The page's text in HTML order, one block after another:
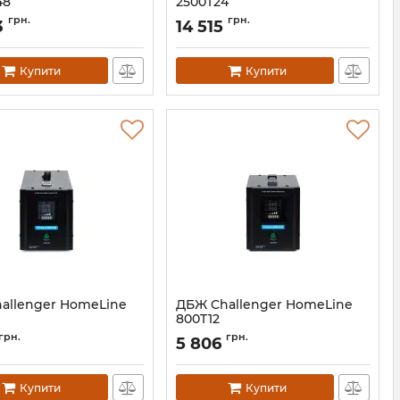
грн.
Купити
Артикул: 11598
14 515 грн.
Купити
HomeLine
АН010330
грн.
Купити
ДБЖ Challenger HomeLine
800T12
Артикул: АН010328
5 806 грн.
Купити